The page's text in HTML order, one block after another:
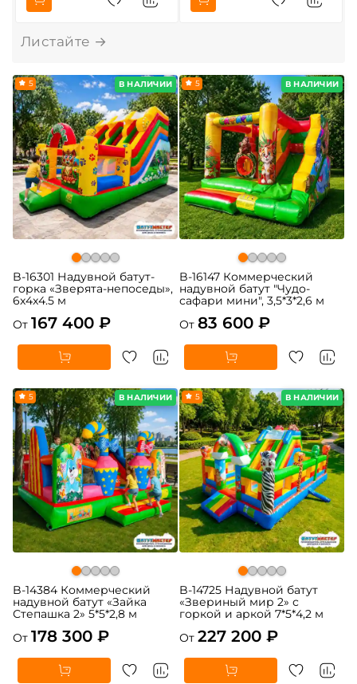
В НАЛИЧИИ
5
B-16301 Надувной батут-
горка «Зверята-непоседы»,
6x4x4.5 м
От 167 400 ₽
В НАЛИЧИИ
5
B-16147 Коммерческий
надувной батут "Чудо-
сафари мини", 3,5*3*2,6 м
От 83 600 ₽
В НАЛИЧИИ
5
B-14384 Коммерческий
надувной батут «Зайка
Степашка 2» 5*5*2,8 м
От 178 300 ₽
В НАЛИЧИИ
5
B-14725 Надувной батут
«Звериный мир 2» с
горкой и аркой 7*5*4,2 м
От 227 200 ₽